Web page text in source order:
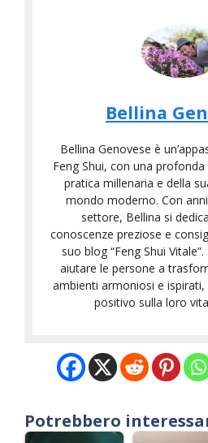
Bellina
Bellina Genovese è
Feng Shui, con una
pratica millenaria e della
mondo moderno. Con
settore, Bellina si
conoscenze preziose e
suo blog “Feng Shui
aiutare le persone a
ambienti armoniosi e
positivo sulla loro
Potrebbero